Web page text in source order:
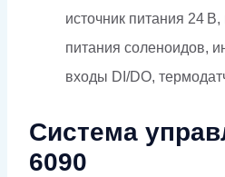
источник питания 24
питания соленоидов,
входы DI/DO,
Система
6090